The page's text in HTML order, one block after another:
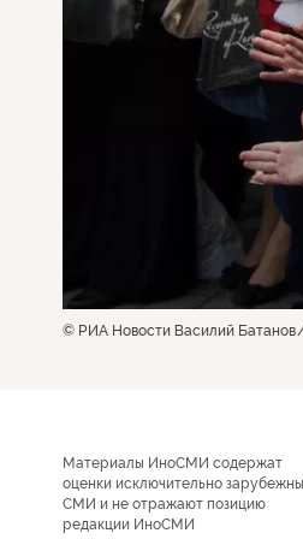
© РИА Новости Василий Батанов
Материалы ИноСМИ содержат
оценки исключительно
СМИ и не отражают позицию
редакции ИноСМИ